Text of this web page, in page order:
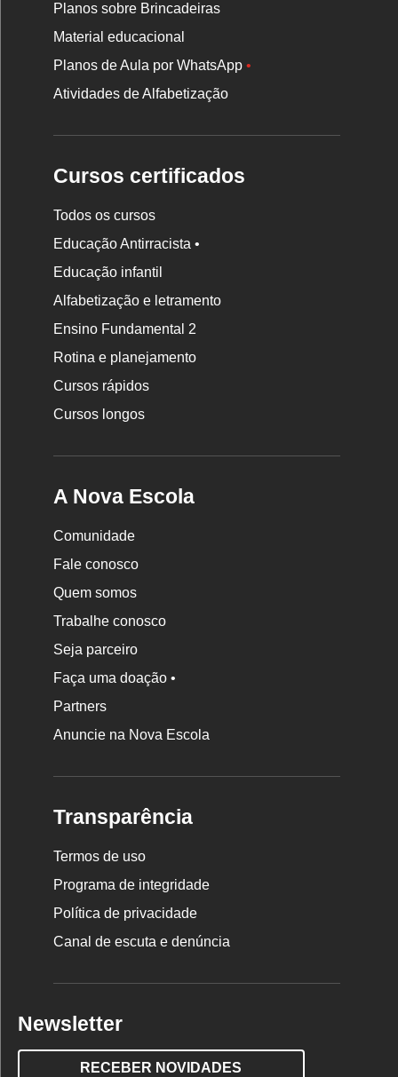
Planos sobre Brincadeiras
Material educacional
Planos de Aula por WhatsApp•
Atividades de Alfabetização
Cursos certificados
Todos os cursos
Educação Antirracista •
Educação infantil
Alfabetização e letramento
Ensino Fundamental 2
Rotina e planejamento
Cursos rápidos
Cursos longos
A Nova Escola
Comunidade
Fale conosco
Quem somos
Trabalhe conosco
Seja parceiro
Faça uma doação •
Partners
Anuncie na Nova Escola
Transparência
Termos de uso
Programa de integridade
Política de privacidade
Canal de escuta e denúncia
Newsletter
RECEBER NOVIDADES